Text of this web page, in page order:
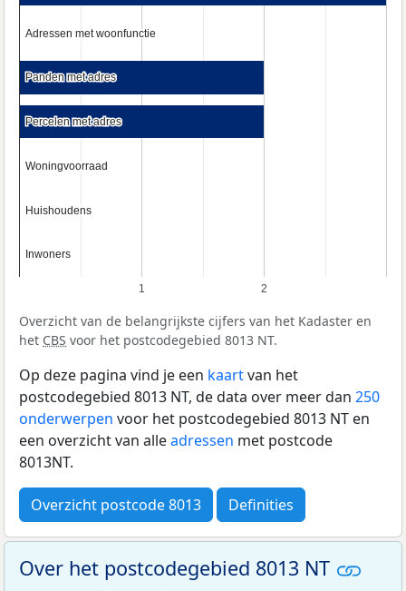
1 2
Adressen met woonfunctie
Adressen met woonfunctie
Panden met adres
Panden met adres
Percelen met adres
Percelen met adres
Woningvoorraad
Woningvoorraad
Huishoudens
Huishoudens
Inwoners
Inwoners
Overzicht van de belangrijkste cijfers van het Kadaster en
het CBS voor het postcodegebied 8013 NT.
Op deze pagina vind je een kaartvan het
postcodegebied 8013 NT, de data over meer dan 250
onderwerpen voor het postcodegebied 8013 NT en
een overzicht van alleadressen met postcode
8013NT.
Overzicht postcode 8013 Definities
Over het postcodegebied 8013 NT